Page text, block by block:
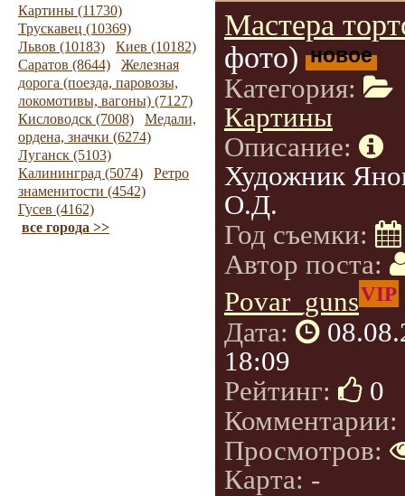
Картины (11730)
Трускавец (10369)
Львов (10183)
Киев (10182)
Саратов (8644)
Железная
дорога (поезда, паровозы,
локомотивы, вагоны) (7127)
Кисловодск (7008)
Медали,
ордена, значки (6274)
Луганск (5103)
Калининград (5074)
Ретро
знаменитости (4542)
Гусев (4162)
все города >>
Мастера
фото) новое
Категория:
Картины
Описание:
Художник
О.Д.
Год съемки:
Автор поста:
Povar_gunsVIP
Дата:
18:09
Рейтинг:
0
Комментарии:
Просмотров:
Карта: -